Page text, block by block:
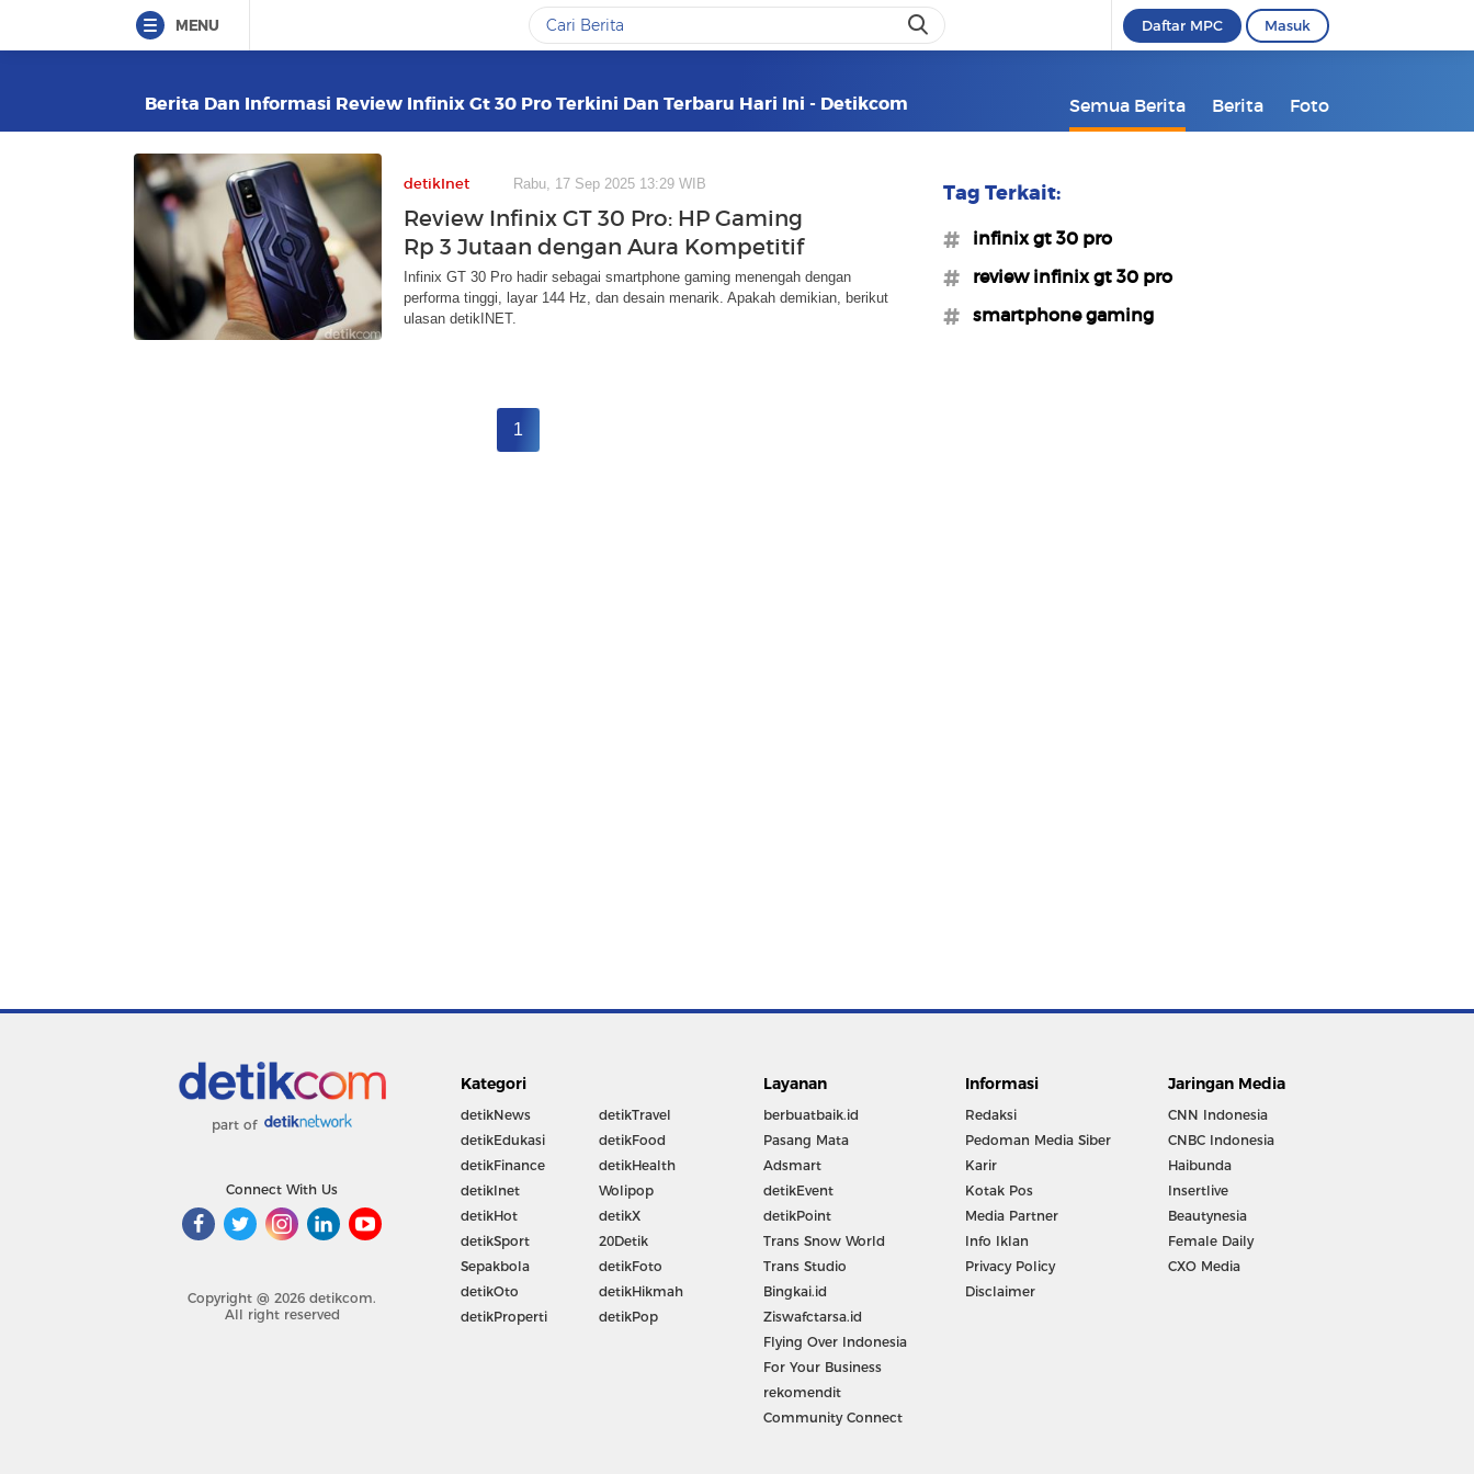
MENU Daftar MPC Masuk
Berita Dan Informasi Review Infinix Gt 30 Pro Terkini Dan Terbaru Hari Ini - Detikcom Semua Berita Berita Foto
detikInet Rabu, 17 Sep 2025 13:29 WIB
Review Infinix GT 30 Pro: HP Gaming
Rp 3 Jutaan dengan Aura Kompetitif
Infinix GT 30 Pro hadir sebagai smartphone gaming menengah dengan
performa tinggi, layar 144 Hz, dan desain menarik. Apakah demikian, berikut
ulasan detikINET.
1
Tag Terkait:
#infinix gt 30 pro
#review infinix gt 30 pro
#smartphone gaming
part of
Connect With Us
Copyright @ 2026 detikcom.
All right reserved
Kategori
detikNews
detikEdukasi
detikFinance
detikInet
detikHot
detikSport
Sepakbola
detikOto
detikProperti
detikTravel
detikFood
detikHealth
Wolipop
detikX
20Detik
detikFoto
detikHikmah
detikPop
Layanan
berbuatbaik.id
Pasang Mata
Adsmart
detikEvent
detikPoint
Trans Snow World
Trans Studio
Bingkai.id
Ziswafctarsa.id
Flying Over Indonesia
For Your Business
rekomendit
Community Connect
Informasi
Redaksi
Pedoman Media Siber
Karir
Kotak Pos
Media Partner
Info Iklan
Privacy Policy
Disclaimer
Jaringan Media
CNN Indonesia
CNBC Indonesia
Haibunda
Insertlive
Beautynesia
Female Daily
CXO Media